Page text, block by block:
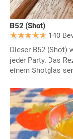
B52 (Shot)
140
Dieser B52 (Shot)
jeder Party. Das
einem Shotglas